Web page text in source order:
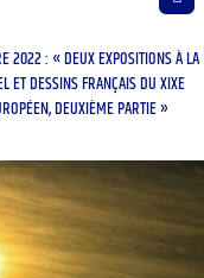
2022 : « DEUX EXPOSITIONS À LA
ET DESSINS FRANÇAIS DU XIXE
DEUXIÈME PARTIE »